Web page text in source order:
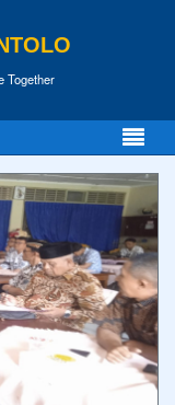
Together